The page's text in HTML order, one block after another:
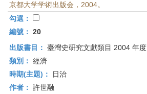
京都大学学術出版会，2004。
勾選：
編號： 20
出版書目： 臺灣史研究文獻類目 2004 年度
類別： 經濟
時期(主題)：
日治
作者： 許世融